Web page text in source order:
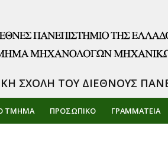
ΤΜΗΜΑ ΠΡΟΣΩΠΙΚΌ ΓΡΑΜΜΑΤΕΙΑ
ΣΧΟΛΗ ΤΟΥ ΔΙΕΘΝΟΥΣ